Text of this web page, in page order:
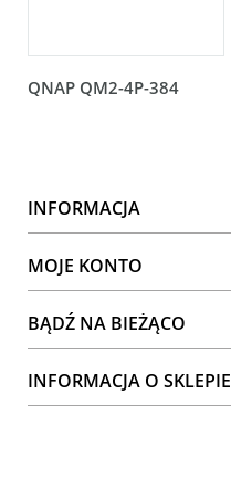
QNAP QM2-4P-384
INFORMACJA
MOJE KONTO
BĄDŹ NA BIEŻĄCO
INFORMACJA O SKLEPIE